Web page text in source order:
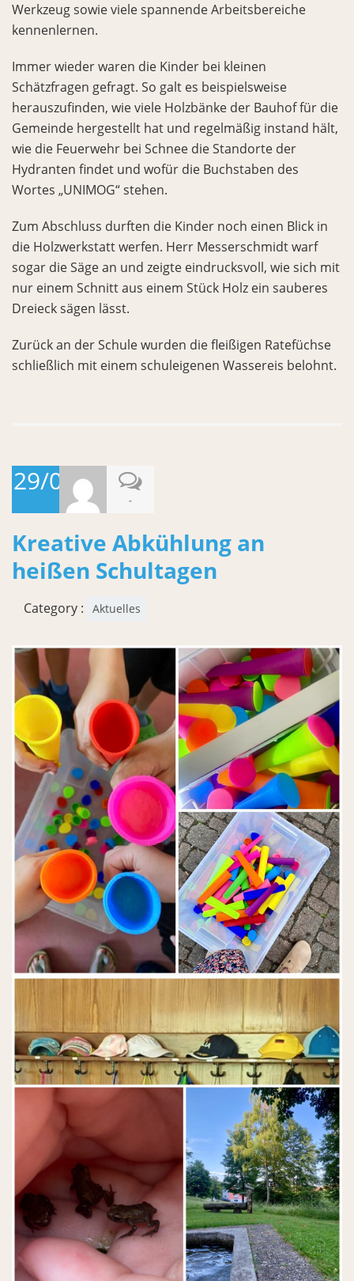
Werkzeug sowie viele spannende Arbeitsbereiche
kennenlernen.
Immer wieder waren die Kinder bei kleinen
Schätzfragen gefragt. So galt es beispielsweise
herauszufinden, wie viele Holzbänke der Bauhof für die
Gemeinde hergestellt hat und regelmäßig instand hält,
wie die Feuerwehr bei Schnee die Standorte der
Hydranten findet und wofür die Buchstaben des
Wortes „UNIMOG“ stehen.
Zum Abschluss durften die Kinder noch einen Blick in
die Holzwerkstatt werfen. Herr Messerschmidt warf
sogar die Säge an und zeigte eindrucksvoll, wie sich mit
nur einem Schnitt aus einem Stück Holz ein sauberes
Dreieck sägen lässt.
Zurück an der Schule wurden die fleißigen Ratefüchse
schließlich mit einem schuleigenen Wassereis belohnt.
29/06/2026
-
Kreative Abkühlung an
heißen Schultagen
Category : Aktuelles